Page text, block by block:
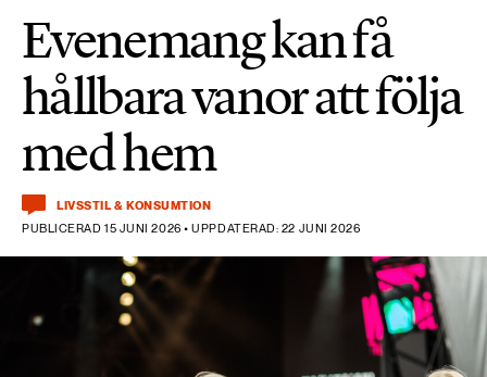
Evenemang kan få
hållbara vanor att följa
med hem
LIVSSTIL & KONSUMTION
PUBLICERAD 15 JUNI 2026 • UPPDATERAD: 22 JUNI 2026